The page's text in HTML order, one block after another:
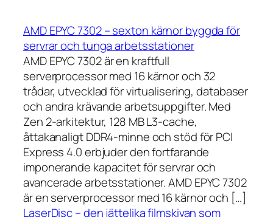
AMD EPYC 7302 – sexton kärnor byggda för
servrar och tunga arbetsstationer
AMD EPYC 7302 är en kraftfull
serverprocessor med 16 kärnor och 32
trådar, utvecklad för virtualisering, databaser
och andra krävande arbetsuppgifter. Med
Zen 2-arkitektur, 128 MB L3-cache,
åttakanaligt DDR4-minne och stöd för PCI
Express 4.0 erbjuder den fortfarande
imponerande kapacitet för servrar och
avancerade arbetsstationer. AMD EPYC 7302
är en serverprocessor med 16 kärnor och […]
LaserDisc – den jättelika filmskivan som